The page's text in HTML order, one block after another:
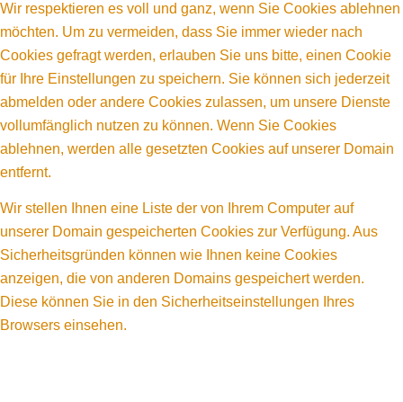
Wir respektieren es voll und ganz, wenn Sie Cookies ablehnen
möchten. Um zu vermeiden, dass Sie immer wieder nach
Cookies gefragt werden, erlauben Sie uns bitte, einen Cookie
für Ihre Einstellungen zu speichern. Sie können sich jederzeit
abmelden oder andere Cookies zulassen, um unsere Dienste
vollumfänglich nutzen zu können. Wenn Sie Cookies
ablehnen, werden alle gesetzten Cookies auf unserer Domain
entfernt.
Wir stellen Ihnen eine Liste der von Ihrem Computer auf
unserer Domain gespeicherten Cookies zur Verfügung. Aus
Sicherheitsgründen können wie Ihnen keine Cookies
anzeigen, die von anderen Domains gespeichert werden.
Diese können Sie in den Sicherheitseinstellungen Ihres
Browsers einsehen.